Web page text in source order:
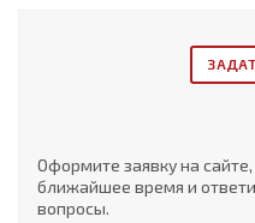
Оформите заявку на
ближайшее время и
вопросы.